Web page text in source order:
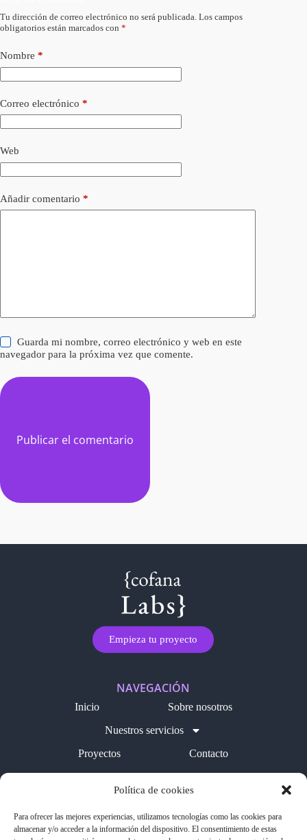
Política de cookies
Para ofrecer las mejores experiencias, utilizamos tecnologías como las cookies para
almacenar y/o acceder a la información del dispositivo. El consentimiento de estas
Tu dirección de correo electrónico no será publicada. Los campos
obligatorios están marcados con *
Nombre *
Correo electrónico *
Web
Añadir comentario *
Guarda mi nombre, correo electrónico y web en este
navegador para la próxima vez que comente.
Publicar el comentario
Empieza tu proyecto
NAVEGACIÓN
Inicio
Sobre nosotros
Nuestros servicios
Proyectos
Contacto
Blog
LEGAL
Política de cookies